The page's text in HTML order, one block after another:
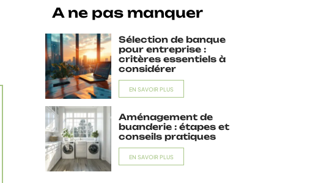
A ne pas manquer
Sélection de banque
pour entreprise :
critères essentiels à
considérer
EN SAVOIR PLUS
Aménagement de
buanderie : étapes et
conseils pratiques
EN SAVOIR PLUS